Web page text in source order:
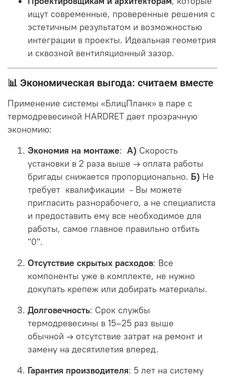
ищут современные, проверенные решения с
эстетичным результатом и возможностью
интеграции в проекты. Идеальная геометрия
и сквозной вентиляционный зазор.
📊 Экономическая выгода: считаем вместе
Применение системы «БлицПланк» в паре с
термодревесиной HARDRET дает прозрачную
экономию:
Экономия на монтаже: А) Скорость
установки в 2 раза выше → оплата работы
бригады снижается пропорционально. Б) Не
требует квалификации - Вы можете
пригласить разнорабочего, а не специалиста
и предоставить ему все необходимое для
работы, самое главное правильно отбить
"0".
Отсутствие скрытых расходов: Все
компоненты уже в комплекте, не нужно
докупать крепеж или добирать материалы.
Долговечность: Срок службы
термодревесины в 15–25 раз выше
обычной → отсутствие затрат на ремонт и
замену на десятилетия вперед.
Гарантия производителя: 5 лет на систему